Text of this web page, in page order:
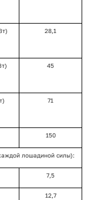
28,1
45
71
150
лошадиной силы):
7,5
12,7